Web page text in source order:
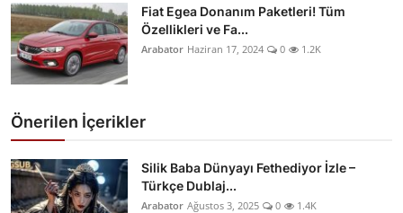
Fiat Egea Donanım Paketleri! Tüm
Özellikleri ve Fa...
Arabator Haziran 17, 2024 0 1.2K
Önerilen İçerikler
Silik Baba Dünyayı Fethediyor İzle –
Türkçe Dublaj...
Arabator Ağustos 3, 2025 0 1.4K